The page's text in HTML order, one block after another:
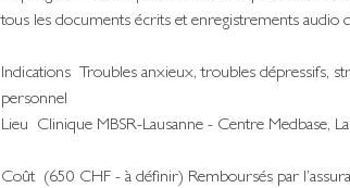
tous les documents écrits et enregistrements audio
Indications Troubles anxieux, troubles dépressifs,
personnel
Lieu Clinique MBSR-Lausanne - Centre Medbase,
Coût (650 CHF - à définir) Remboursés par